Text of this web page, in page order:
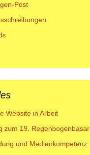
Post
Website in Arbeit
zum 19. Regenbogenbasar
und Medienkompetenz